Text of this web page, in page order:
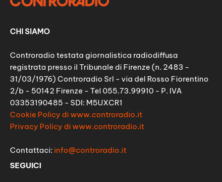
CHI SIAMO
Controradio testata giornalistica radiodiffusa
registrata presso il Tribunale di Firenze (n. 2483 -
31/03/1976) Controradio Srl - via del Rosso Fiorentino
2/b - 50142 Firenze - Tel 055.73.99910 - P. IVA
03353190485 - SDI: M5UXCR1
Cookie Policy di www.controradio.it
Privacy Policy di www.controradio.it
Contattaci: info@controradio.it
SEGUICI